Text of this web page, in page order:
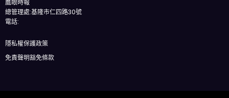
免責聲明豁免條款
版權所有 鷹眼時報